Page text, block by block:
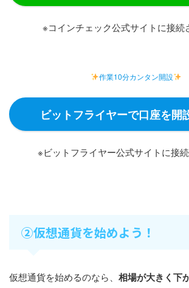
※コインチェック公式サイトに接続
作業10分カンタン開設
ビットフライヤーで口座を開
※ビットフライヤー公式サイトに接続
②仮想通貨を始めよう！
仮想通貨を始めるのなら、 相場が大きく下